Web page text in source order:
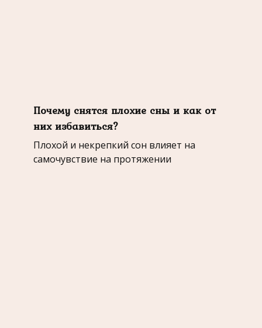
Почему снятся плохие сны и как от
них избавиться?
Плохой и некрепкий сон влияет на
самочувствие на протяжении